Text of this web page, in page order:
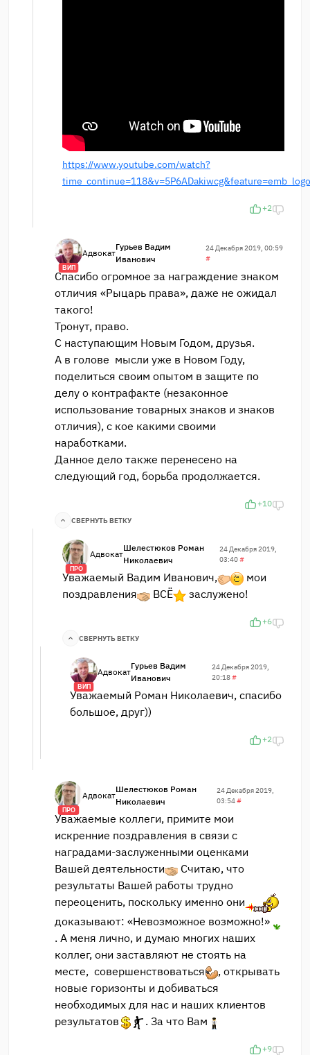
https://www.youtube.com/watch?
time_continue=118&v=5P6ADakiwcg&feature=emb_logo
+2
ВИП
Адвокат
Гурьев Вадим
Иванович
24 Декабря 2019, 00:59
#
Спасибо огромное за награждение знаком
отличия «Рыцарь права», даже не ожидал
такого!
Тронут, право.
С наступающим Новым Годом, друзья.
А в голове мысли уже в Новом Году,
поделиться своим опытом в защите по
делу о контрафакте (незаконное
использование товарных знаков и знаков
отличия), с кое какими своими
наработками.
Данное дело также перенесено на
следующий год, борьба продолжается.
+10
СВЕРНУТЬ ВЕТКУ
ПРО
Адвокат
Шелестюков Роман
Николаевич
24 Декабря 2019,
03:40#
Уважаемый Вадим Иванович,
мои
поздравления
ВСЁ заслужено!
+6
СВЕРНУТЬ ВЕТКУ
ВИП
Адвокат
Гурьев Вадим
Иванович
24 Декабря 2019,
20:18#
Уважаемый Роман Николаевич, спасибо
большое, друг))
+2
ПРО
Адвокат
Шелестюков Роман
Николаевич
24 Декабря 2019,
03:54#
Уважаемые коллеги, примите мои
искренние поздравления в связи с
наградами-заслуженными оценками
Вашей деятельности
Считаю, что
результаты Вашей работы трудно
переоценить, поскольку именно они
доказывают: «Невозможное возможно!»
. А меня лично, и думаю многих наших
коллег, они заставляют не стоять на
месте, совершенствоваться
, открывать
новые горизонты и добиваться
необходимых для нас и наших клиентов
результатов
. За что Вам
+9